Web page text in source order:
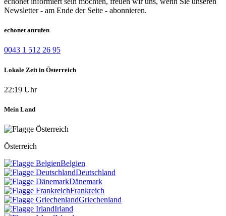
Newsletter - am Ende der Seite - abonnieren.
echonet anrufen
0043 1 512 26 95
Lokale Zeit in Österreich
22:19 Uhr
Mein Land
Österreich
Belgien
Deutschland
Dänemark
Frankreich
Griechenland
Irland